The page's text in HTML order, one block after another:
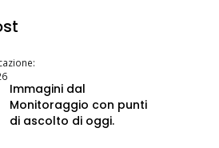
Immagini dal
Monitoraggio con punti
di ascolto di oggi.